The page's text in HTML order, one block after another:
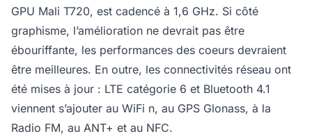
GPU Mali T720, est cadencé à 1,6 GHz. Si côté
graphisme, l’amélioration ne devrait pas être
ébouriffante, les performances des coeurs devraient
être meilleures. En outre, les connectivités réseau ont
été mises à jour : LTE catégorie 6 et Bluetooth 4.1
viennent s’ajouter au WiFi n, au GPS Glonass, à la
Radio FM, au ANT+ et au NFC.